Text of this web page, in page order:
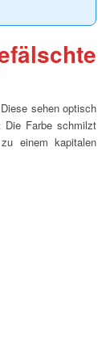
sehen optisch
Die Farbe schmilzt
einem kapitalen